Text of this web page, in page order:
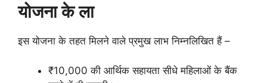
योजना के ला
इस योजना के तहत मिलने वाले प्रमुख लाभ निम्नलिखित हैं –
₹10,000 की आर्थिक सहायता सीधे महिलाओं के बैंक